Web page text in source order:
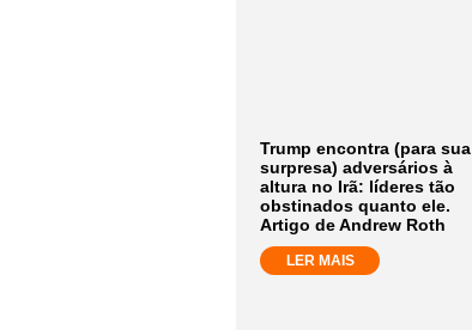
Trump encontra (para sua
surpresa) adversários à
altura no Irã: líderes tão
obstinados quanto ele.
Artigo de Andrew Roth
LER MAIS